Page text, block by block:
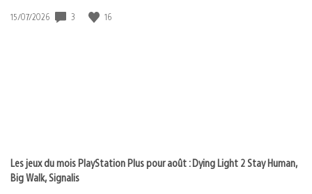
Date
15/07/2026 3 16
Les jeux du mois PlayStation Plus pour août : Dying Light 2 Stay Human,
Big Walk, Signalis